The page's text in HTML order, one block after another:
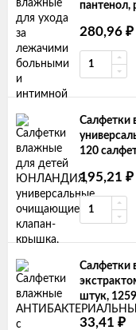
пантенол,
280,96 ₽
120
195,21 ₽
штук,
33,41 ₽